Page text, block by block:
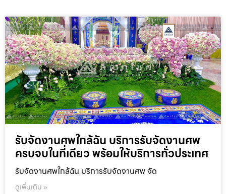
รับจัดงานศพใกล้ฉัน บริการรับจัดงานศพ
ครบจบในที่เดียว พร้อมให้บริการทั่วประเทศ
รับจัดงานศพใกล้ฉัน บริการรับจัดงานศพ จัด
ดูเพิ่มเติม »